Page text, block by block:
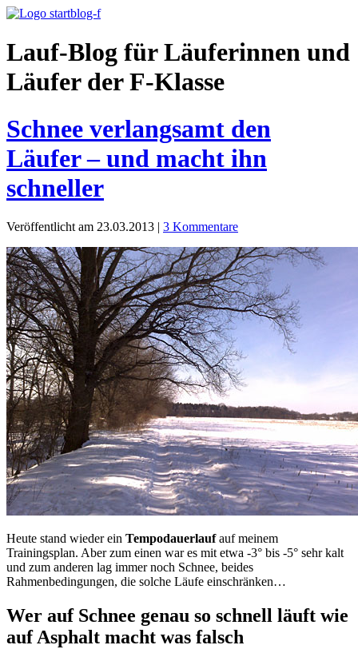
Lauf-Blog für Läuferinnen und
Läufer der F-Klasse
Schnee verlangsamt den
Läufer – und macht ihn
schneller
Veröffentlicht am 23.03.2013 | 3 Kommentare
Heute stand wieder ein Tempodauerlaufauf meinem
Trainingsplan. Aber zum einen war es mit etwa -3° bis -5° sehr kalt
und zum anderen lag immer noch Schnee, beides
Rahmenbedingungen, die solche Läufe einschränken…
Wer auf Schnee genau so schnell läuft wie
auf Asphalt macht was falsch